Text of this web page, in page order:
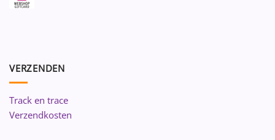
VERZENDEN
Track en trace
Verzendkosten